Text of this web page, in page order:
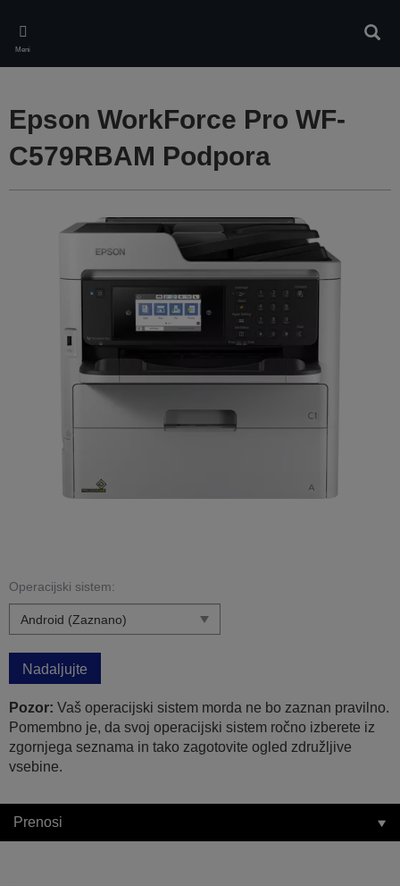
main
content
Meni
Epson WorkForce Pro WF-
C579RBAM Podpora
Operacijski sistem:
Nadaljujte
Pozor: Vaš operacijski sistem morda ne bo zaznan pravilno.
Pomembno je, da svoj operacijski sistem ročno izberete iz
zgornjega seznama in tako zagotovite ogled združljive
vsebine.
Prenosi